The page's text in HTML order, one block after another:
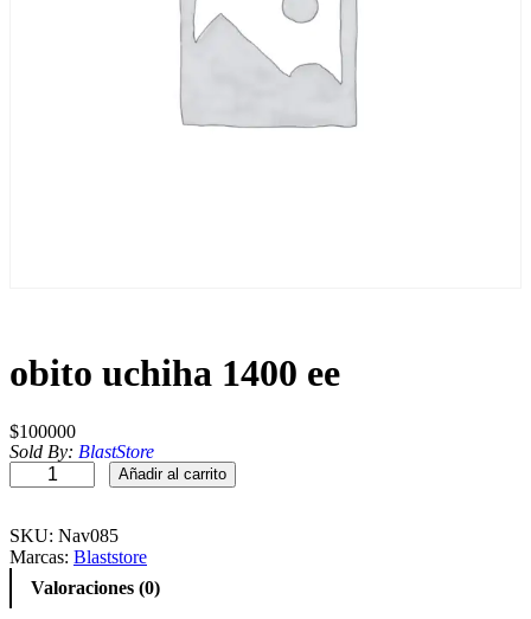
obito uchiha 1400 ee
$100000
Sold By: BlastStore
b
t
o
Añadir al carrito
SKU: Nav085
Marcas: Blaststore
Valoraciones (0)